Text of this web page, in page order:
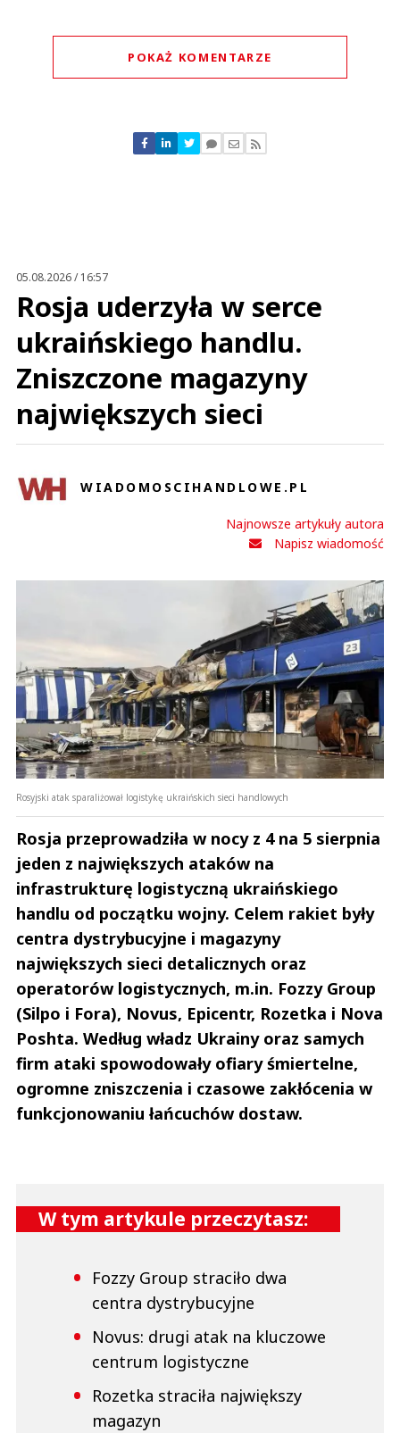
POKAŻ KOMENTARZE
Nie znaleziono komentarzy
Zostaw swoje komentarze
05.08.2026 / 16:57
Rosja uderzyła w serce
ukraińskiego handlu.
Zniszczone magazyny
największych sieci
WIADOMOSCIHANDLOWE.PL
Najnowsze artykuły autora
Napisz wiadomość
Rosyjski atak sparaliżował logistykę ukraińskich sieci handlowych
Rosja przeprowadziła w nocy z 4 na 5 sierpnia
jeden z największych ataków na
infrastrukturę logistyczną ukraińskiego
handlu od początku wojny. Celem rakiet były
centra dystrybucyjne i magazyny
największych sieci detalicznych oraz
operatorów logistycznych, m.in. Fozzy Group
(Silpo i Fora), Novus, Epicentr, Rozetka i Nova
Poshta. Według władz Ukrainy oraz samych
firm ataki spowodowały ofiary śmiertelne,
ogromne zniszczenia i czasowe zakłócenia w
funkcjonowaniu łańcuchów dostaw.
W tym artykule przeczytasz:
Fozzy Group straciło dwa
centra dystrybucyjne
Novus: drugi atak na kluczowe
centrum logistyczne
Rozetka straciła największy
magazyn